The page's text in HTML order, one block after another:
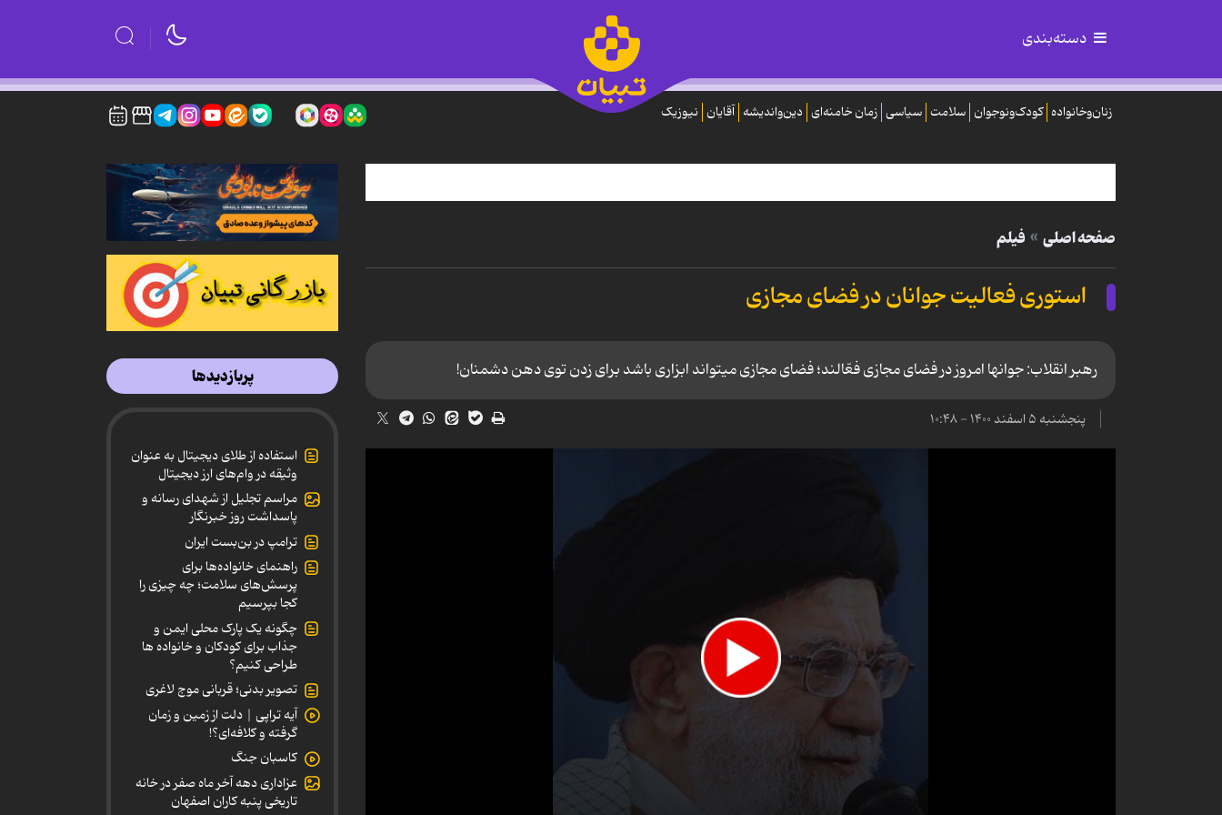
دسته‌بندی
زنان‌وخانواده کودک‌ونوجوان سلامت سیاسی زمان خامنه‌ای دین‌واندیشه آقایان نیوزیک
صفحه اصلی فیلم
استوری فعالیت جوانان در فضای مجازی
رهبر انقلاب: جوانها امروز در فضای مجازی فعّالند؛ فضای مجازی میتواند ابزاری باشد برای زدن توی دهن دشمنان!
پنجشنبه ۵ اسفند ۱۴۰۰ - ۱۰:۴۸
پربازدیدها
استفاده از طلای دیجیتال به عنوان
وثیقه در وام‌های ارز دیجیتال
مراسم تجلیل از شهدای رسانه و
پاسداشت روز خبرنگار
ترامپ در بن‌بست ایران
راهنمای خانواده‌ها برای
پرسش‌های سلامت؛ چه چیزی را
کجا بپرسیم
چگونه یک پارک محلی ایمن و
جذاب برای کودکان و خانواده ها
طراحی کنیم؟
تصویر بدنی؛ قربانی موج لاغری
آیه تراپی | دلت از زمین و زمان
گرفته و کلافه‌ای؟!
کاسبان جنگ
عزاداری دهه آخر ماه صفر در خانه
تاریخی پنبه کاران اصفهان